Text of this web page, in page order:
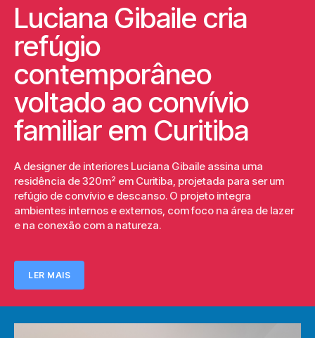
Luciana Gibaile cria
refúgio
contemporâneo
voltado ao convívio
familiar em Curitiba
A designer de interiores Luciana Gibaile assina uma
residência de 320m² em Curitiba, projetada para ser um
refúgio de convívio e descanso. O projeto integra
ambientes internos e externos, com foco na área de lazer
e na conexão com a natureza.
LER MAIS